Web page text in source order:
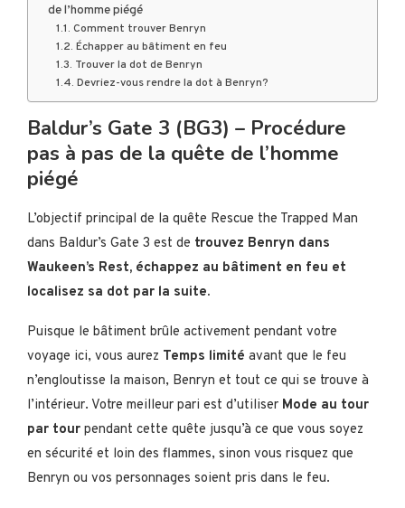
de l’homme piégé
Comment trouver Benryn
Échapper au bâtiment en feu
Trouver la dot de Benryn
Devriez-vous rendre la dot à Benryn?
Baldur’s Gate 3 (BG3) – Procédure
pas à pas de la quête de l’homme
piégé
L’objectif principal de la quête Rescue the Trapped Man
dans Baldur’s Gate 3 est de trouvez Benryn dans
Waukeen’s Rest, échappez au bâtiment en feu et
localisez sa dot par la suite.
Puisque le bâtiment brûle activement pendant votre
voyage ici, vous aurez Temps limité avant que le feu
n’engloutisse la maison, Benryn et tout ce qui se trouve à
l’intérieur. Votre meilleur pari est d’utiliser Mode au tour
par tour pendant cette quête jusqu’à ce que vous soyez
en sécurité et loin des flammes, sinon vous risquez que
Benryn ou vos personnages soient pris dans le feu.